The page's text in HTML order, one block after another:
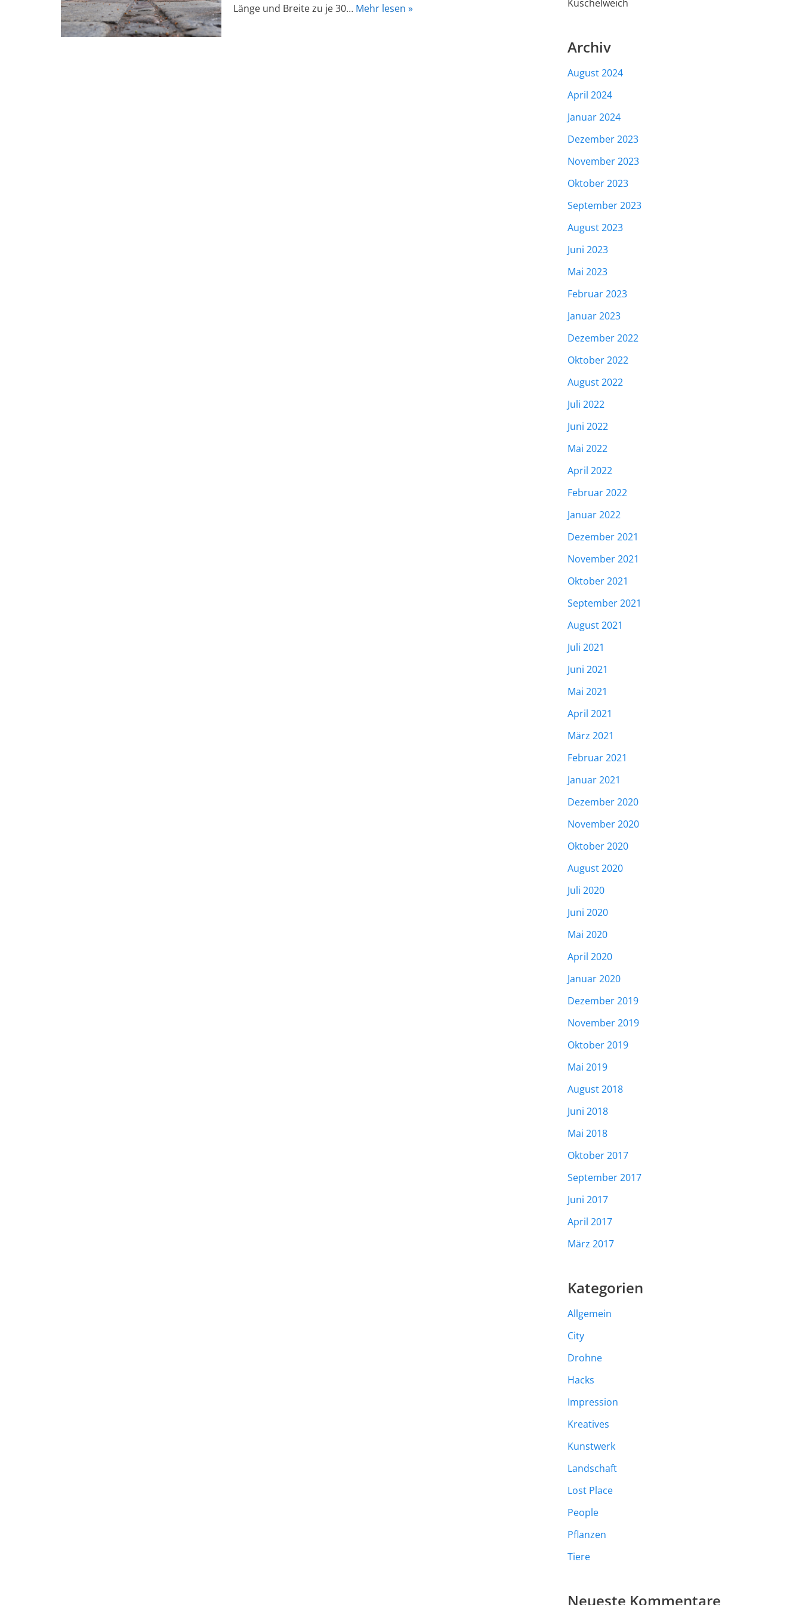
Länge und Breite zu je 30… Mehr lesen »
Kuschelweich
Archiv
August 2024
April 2024
Januar 2024
Dezember 2023
November 2023
Oktober 2023
September 2023
August 2023
Juni 2023
Mai 2023
Februar 2023
Januar 2023
Dezember 2022
Oktober 2022
August 2022
Juli 2022
Juni 2022
Mai 2022
April 2022
Februar 2022
Januar 2022
Dezember 2021
November 2021
Oktober 2021
September 2021
August 2021
Juli 2021
Juni 2021
Mai 2021
April 2021
März 2021
Februar 2021
Januar 2021
Dezember 2020
November 2020
Oktober 2020
August 2020
Juli 2020
Juni 2020
Mai 2020
April 2020
Januar 2020
Dezember 2019
November 2019
Oktober 2019
Mai 2019
August 2018
Juni 2018
Mai 2018
Oktober 2017
September 2017
Juni 2017
April 2017
März 2017
Kategorien
Allgemein
City
Drohne
Hacks
Impression
Kreatives
Kunstwerk
Landschaft
Lost Place
People
Pflanzen
Tiere
Neueste Kommentare